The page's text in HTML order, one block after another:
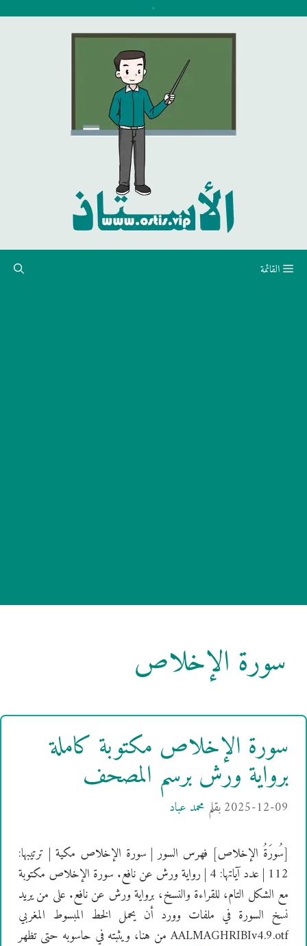
القائمة
سورة الإخلاص
سورة الإخلاص مكتوبة كاملة
برواية ورش برسم المصحف
2025-12-09بقلم محمد عباد
[سُورَةُ الإخلاص] فهرس السور | سورة الإخلاص مكية | ترتيبها:
112 | عدد آياتها: 4 | رواية ورش عن نافع. سورة الإخلاص مكتوبة
مع الشكل التام، للقراءة والنسخ، برواية ورش عن نافع. على من يريد
نسخ السورة في ملفات وورد أن يحمل الخط المبسوط المغربي
AALMAGHRIBIv4.9.otf من هنا، ويثبته في حاسوبه حتى تظهر